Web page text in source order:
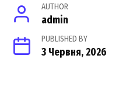
AUTHOR
admin
PUBLISHED BY
3 Червня, 2026